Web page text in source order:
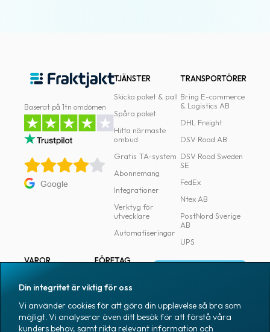
Baserat på 1tn omdömen
Google
TJÄNSTER
Skicka paket & pall
Spåra paket
Hitta närmaste
ombud
Gratis TA-system
Abonnemang
Integrationer
Verktyg för
utvecklare
Automatiseringar
TRANSPORTÖRER
Bring E-commerce
& Logistics AB
DHL Freight
DSV Road AB
DSV Road Sweden
SE
FedEx
Ntex AB
PostNord Sverige
AB
UPS
VAROR
Märkning
Emballage
Emballagetillbehör
FÖRETAG
Pressrum
Medarbetare
Jobb & karriär
Skapa konto
Din integritet är viktig för oss
Vi använder cookies för att göra din upplevelse så bra som
möjligt. Vi analyserar även ditt besök för att förstå våra
kunders behov, samt rikta relevant information och